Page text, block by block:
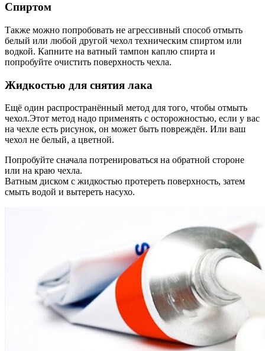
Спиртом
Также можно попробовать не агрессивный способ отмыть
белый или любой другой чехол техническим спиртом или
водкой. Капните на ватный тампон каплю спирта и
попробуйте очистить поверхность чехла.
Жидкостью для снятия лака
Ещё один распространённый метод для того, чтобы отмыть
чехол.Этот метод надо применять с осторожностью, если у вас
на чехле есть рисунок, он может быть повреждён. Или ваш
чехол не белый, а цветной.
Попробуйте сначала потренироваться на обратной стороне
или на краю чехла.
Ватным диском с жидкостью протереть поверхность, затем
смыть водой и вытереть насухо.